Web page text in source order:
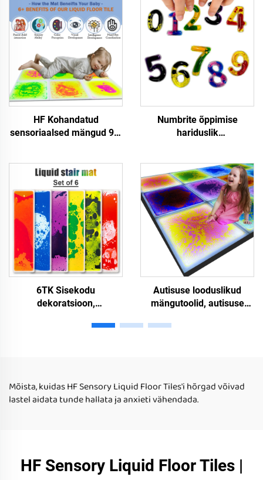
HF Kohandatud
sensoriaalsed mängud 9tk
sensoriaalne mat
sensoriaalne vedeliku
geelpad laste jaoks
autisusega
Numbrite õppimise
hariduslik
kujumismängud autismile
laste jaoks
6TK Sisekodu
dekoratsioon,
toxilised laste hariduslikud
Autisuse looduslikud
mängutoolid, autisuse
autisuse ravi mängutoolid,
Mõista, kuidas HF Sensory Liquid Floor Tiles'i hõrgad võivad
lastel aidata tunde hallata ja anxieti vähendada.
HF Sensory Liquid Floor Tiles |